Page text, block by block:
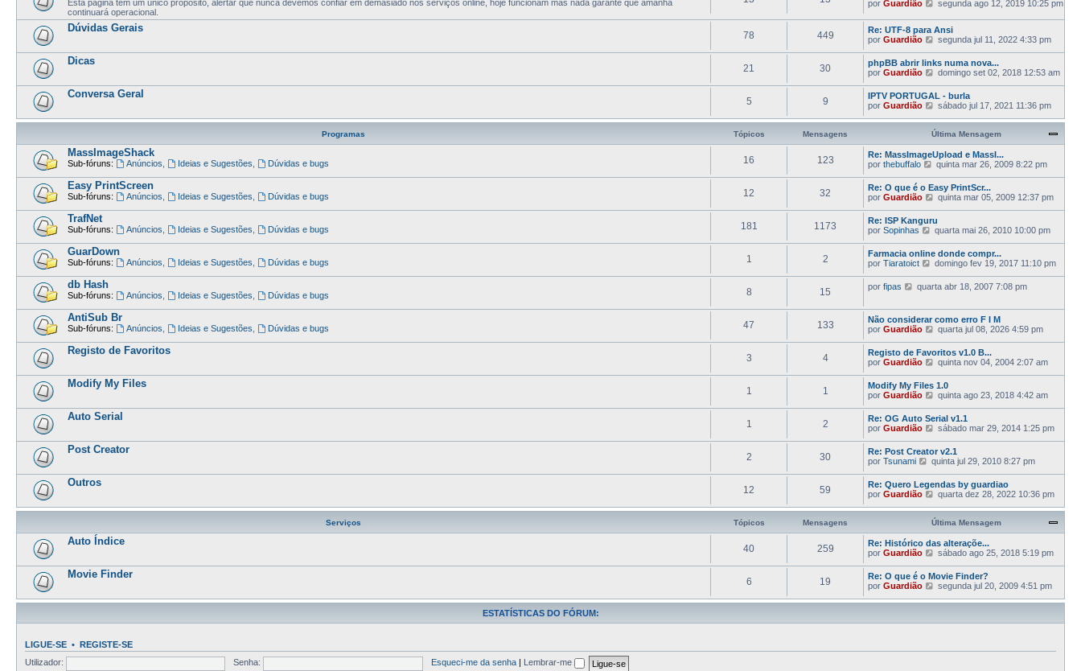
s
g
e
m
M
s
a
g
e
m
m
a
M
n
s
a
g
e
m
a
ú
l
t
m
a
M
e
n
s
g
m
Esta página tem um único propósito, alertar que nunca devemos confiar em demasiado nos serviços online, hoje funcionam mas nada garante que amanhã
continuará operacional.
por Guardião
V
j
a
a
ú
l
m
a
M
e
n
s
a
g
e
m
segunda ago 12, 2019 10:25 pm
Dúvidas Gerais
78 449
Re: UTF-8 para Ansi
por Guardião
V
j
a
a
ú
l
m
a
M
e
n
g
e
m
segunda jul 11, 2022 4:33 pm
Dicas
21 30
phpBB abrir links numa nova...
por Guardião
V
j
a
a
ú
l
t
m
a
M
e
n
g
e
m
domingo set 02, 2018 12:53 am
Conversa Geral
5 9
IPTV PORTUGAL - burla
por Guardião
V
j
a
a
ú
m
a
M
e
n
g
e
m
sábado jul 17, 2021 11:36 pm
Programas Tópicos Mensagens Última Mensagem
MassImageShack
Sub-fóruns: Anúncios Ideias e Sugestões Dúvidas e bugs 16 123
Re: MassImageUpload e MassI...
por thebuffalo
V
j
a
a
ú
l
t
m
a
M
e
n
a
g
e
quinta mar 26, 2009 8:22 pm
Easy PrintScreen
Sub-fóruns: Anúncios Ideias e Sugestões Dúvidas e bugs 12 32
Re: O que é o Easy PrintScr...
por Guardião
V
a
a
ú
l
t
m
a
e
n
s
a
g
e
m
quinta mar 05, 2009 12:37 pm
TrafNet
Sub-fóruns: Anúncios Ideias e Sugestões Dúvidas e bugs 181 1173
Re: ISP Kanguru
por Sopinhas
V
a
a
ú
l
m
a
M
e
n
s
a
g
e
quarta mai 26, 2010 10:00 pm
GuarDown
Sub-fóruns: Anúncios Ideias e Sugestões Dúvidas e bugs 1 2
Farmacia online donde compr...
por Tiaratoict
V
a
ú
l
t
m
a
M
e
n
s
a
g
e
domingo fev 19, 2017 11:10 pm
db Hash
Sub-fóruns: Anúncios Ideias e Sugestões Dúvidas e bugs 8 15 por fipas
V
a
a
ú
l
t
i
a
M
e
n
s
a
g
e
m
quarta abr 18, 2007 7:08 pm
AntiSub Br
Sub-fóruns: Anúncios Ideias e Sugestões Dúvidas e bugs 47 133
Não considerar como erro F I M
por Guardião
V
a
a
ú
m
a
M
e
n
s
a
g
e
m
quarta jul 08, 2026 4:59 pm
Registo de Favoritos
3 4
Registo de Favoritos v1.0 B...
por Guardião
V
a
a
ú
l
m
a
M
e
n
s
a
g
e
m
quinta nov 04, 2004 2:07 am
Modify My Files
1 1
Modify My Files 1.0
por Guardião
V
a
a
ú
l
t
m
a
M
e
n
g
e
m
quinta ago 23, 2018 4:42 am
Auto Serial
1 2
Re: OG Auto Serial v1.1
por Guardião
V
a
a
ú
l
m
a
M
e
n
a
g
e
m
sábado mar 29, 2014 1:25 pm
Post Creator
2 30
Re: Post Creator v2.1
por Tsunami
V
a
a
ú
m
a
M
e
n
a
e
quinta jul 29, 2010 8:27 pm
Outros
12 59
Re: Quero Legendas by guardiao
por Guardião
V
j
a
a
ú
m
a
M
quarta dez 28, 2022 10:36 pm
Serviços Tópicos Mensagens Última Mensagem
Auto Índice
40 259
Re: Histórico das alteraçõe...
por Guardião
V
j
a
a
ú
sábado ago 25, 2018 5:19 pm
Movie Finder
6 19
Re: O que é o Movie Finder?
por Guardião
V
j
a
t
segunda jul 20, 2009 4:51 pm
ESTATÍSTICAS DO FÓRUM:
LIGUE-SE • REGISTE-SE
Utilizador:
Senha: Esqueci-me da senha Lembrar-me